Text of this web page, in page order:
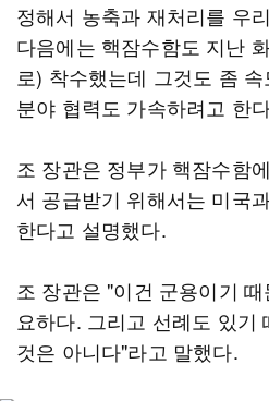
정해서 농축과 재처리를 우
다음에는 핵잠수함도 지난
로) 착수했는데 그것도 좀
분야 협력도 가속하려고 한
조 장관은 정부가 핵잠수함
서 공급받기 위해서는 미국
한다고 설명했다.
조 장관은 "이건 군용이기
요하다. 그리고 선례도 있기
것은 아니다"라고 말했다.